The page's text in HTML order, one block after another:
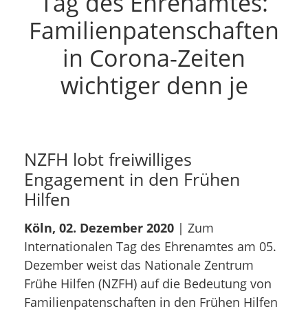
Familienpatenschaften
in Corona-Zeiten
wichtiger denn je
NZFH lobt freiwilliges
Engagement in den Frühen
Hilfen
Köln, 02. Dezember 2020 | Zum
Internationalen Tag des Ehrenamtes am 05.
Dezember weist das Nationale Zentrum
Frühe Hilfen (NZFH) auf die Bedeutung von
Familienpatenschaften in den Frühen Hilfen